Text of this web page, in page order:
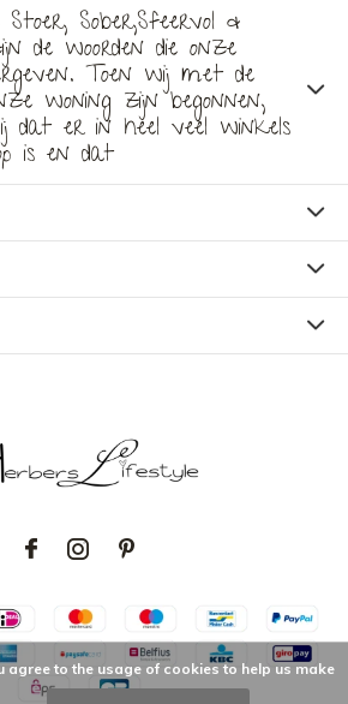
Sober,Sfeervol &
de woorden die onze
Toen wij met de
woning zijn begonnen,
dat er in heel veel winkels
is en dat
agree to the usage of cookies to help us make